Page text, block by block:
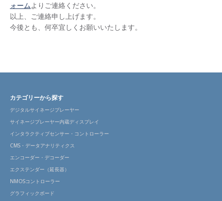
ォームよりご連絡ください。
以上、ご連絡申し上げます。
今後とも、何卒宜しくお願いいたします。
カテゴリーから探す
デジタルサイネージプレーヤー
サイネージプレーヤー内蔵ディスプレイ
インタラクティブセンサー・コントローラー
CMS・データアナリティクス
エンコーダー・デコーダー
エクステンダー（延長器）
NMOSコントローラー
グラフィックボード